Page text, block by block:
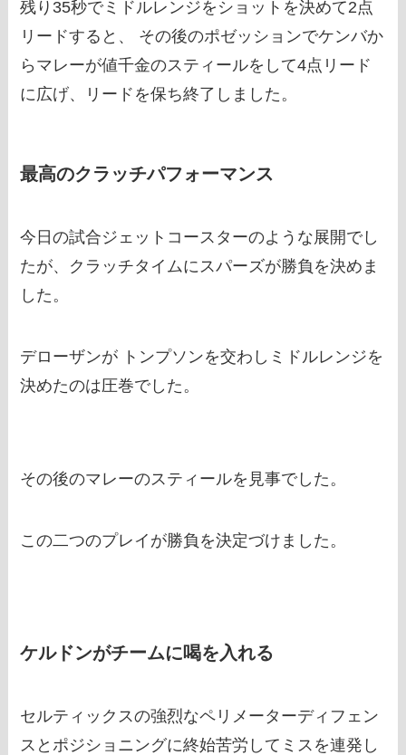
残り35秒でミドルレンジをショットを決めて2点
リードすると、 その後のポゼッションでケンバか
らマレーが値千金のスティールをして4点リード
に広げ、リードを保ち終了しました。
最高のクラッチパフォーマンス
今日の試合ジェットコースターのような展開でし
たが、クラッチタイムにスパーズが勝負を決めま
した。
デローザンが トンプソンを交わしミドルレンジを
決めたのは圧巻でした。
その後のマレーのスティールを見事でした。
この二つのプレイが勝負を決定づけました。
ケルドンがチームに喝を入れる
セルティックスの強烈なペリメーターディフェン
スとポジショニングに終始苦労してミスを連発し